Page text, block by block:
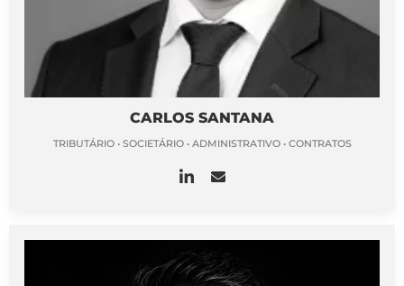
CARLOS SANTANA
TRIBUTÁRIO • SOCIETÁRIO • ADMINISTRATIVO • CONTRATOS